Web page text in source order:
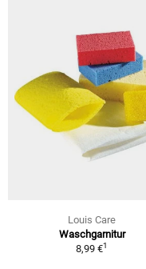
Louis Care
Waschgarnitur
8,99 €1